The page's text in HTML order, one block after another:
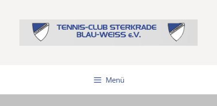
springen
Menü